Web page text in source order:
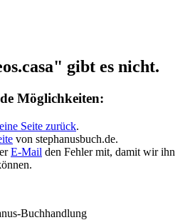
gibt es nicht.
Möglichkeiten:
eine Seite zurück.
von stephanusbuch.de.
E-Mail den Fehler mit, damit wir ihn